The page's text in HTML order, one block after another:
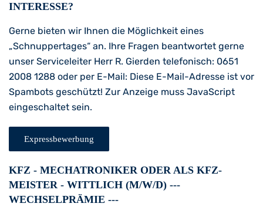
INTERESSE?
Gerne bieten wir Ihnen die Möglichkeit eines
„Schnuppertages“ an. Ihre Fragen beantwortet gerne
unser Serviceleiter Herr R. Gierden telefonisch: 0651
2008 1288 oder per E-Mail: Diese E-Mail-Adresse ist vor
Spambots geschützt! Zur Anzeige muss JavaScript
eingeschaltet sein.
Expressbewerbung
KFZ - MECHATRONIKER ODER ALS KFZ-
MEISTER - WITTLICH (M/W/D) ---
WECHSELPRÄMIE ---